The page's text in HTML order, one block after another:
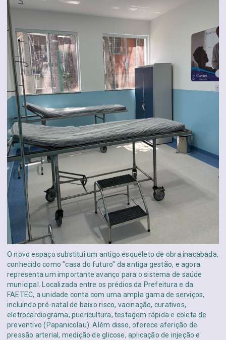
O novo espaço substitui um antigo esqueleto de obra inacabada,
conhecido como "casa do futuro" da antiga gestão, e agora
representa um importante avanço para o sistema de saúde
municipal. Localizada entre os prédios da Prefeitura e da
FAETEC, a unidade conta com uma ampla gama de serviços,
incluindo pré-natal de baixo risco, vacinação, curativos,
eletrocardiograma, puericultura, testagem rápida e coleta de
preventivo (Papanicolau). Além disso, oferece aferição de
pressão arterial, medição de glicose, aplicação de injeção e